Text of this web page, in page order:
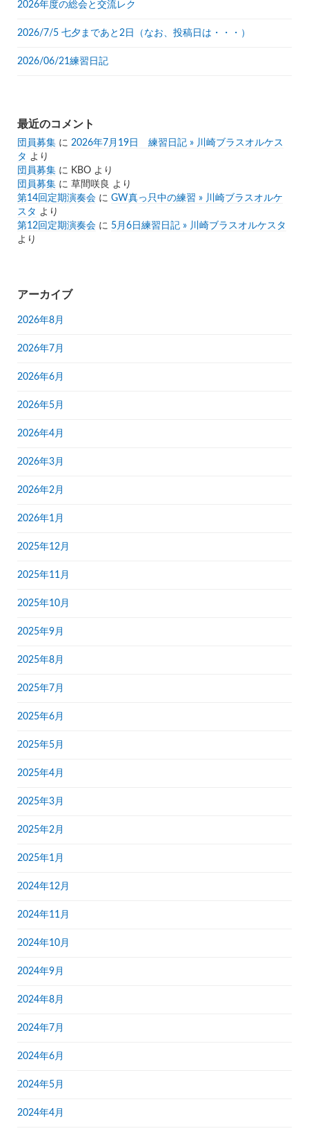
2026年度の総会と交流レク
2026/7/5 七夕まであと2日（なお、投稿日は・・・）
2026/06/21練習日記
最近のコメント
団員募集 に 2026年7月19日 練習日記 » 川崎ブラスオルケス
タ より
団員募集 に KBO より
団員募集 に 草間咲良 より
第14回定期演奏会 に GW真っ只中の練習 » 川崎ブラスオルケ
スタ より
第12回定期演奏会 に 5月6日練習日記 » 川崎ブラスオルケスタ
より
アーカイブ
2026年8月
2026年7月
2026年6月
2026年5月
2026年4月
2026年3月
2026年2月
2026年1月
2025年12月
2025年11月
2025年10月
2025年9月
2025年8月
2025年7月
2025年6月
2025年5月
2025年4月
2025年3月
2025年2月
2025年1月
2024年12月
2024年11月
2024年10月
2024年9月
2024年8月
2024年7月
2024年6月
2024年5月
2024年4月